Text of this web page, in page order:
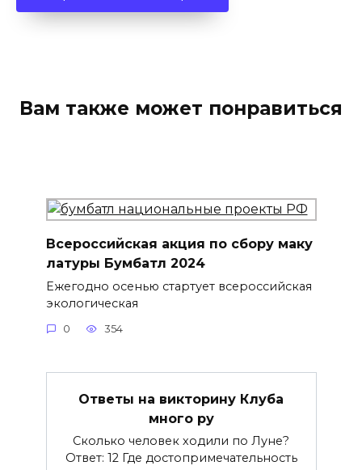
Вам также может понравиться
Всероссийская акция по сбору маку
латуры Бумбатл 2024
Ежегодно осенью стартует всероссийская
экологическая
0 354
Ответы на викторину Клуба
много ру
Сколько человек ходили по Луне?
Ответ: 12 Где достопримечательность